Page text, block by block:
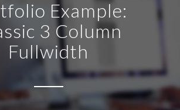
Example:
3 Column
Fullwidth